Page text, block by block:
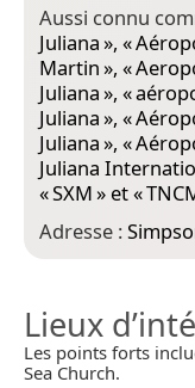
Aussi connu
Juliana», «
Martin», «
Juliana», «
Juliana», «
Juliana», «
Juliana
«SXM» et «
Adresse :
Lieux
Les points forts
Sea Church.